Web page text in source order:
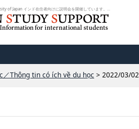
of Japan インド在住者向けに説明会を開催しています。...
／Thông tin có ích về du học > 2022/03/02